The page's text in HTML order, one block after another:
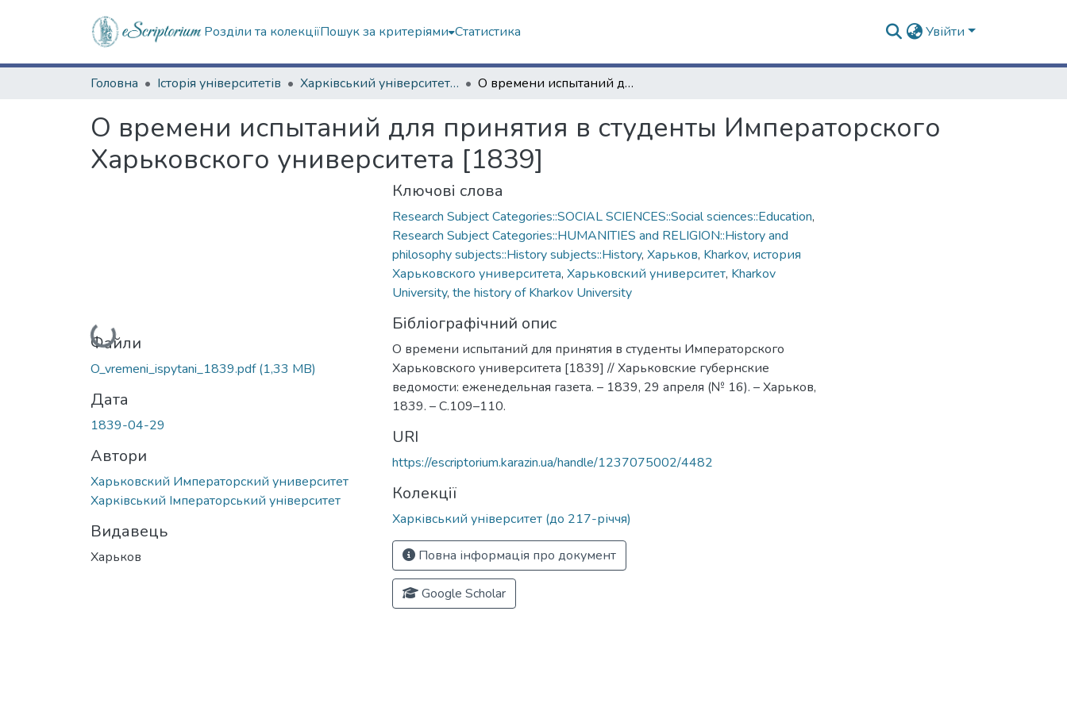
Розділи та колекціїПошук за критеріями Статистика Увійти
Головна Історія університетів Харківський університет (до 217-річчя) О времени испытаний для принятия в студенты Императорского Харьковского университета [1839]
О времени испытаний для принятия в студенты Императорского
Харьковского университета [1839]
Вантажиться...
Файли
O_vremeni_ispytani_1839.pdf(1,33 MB)
Дата
1839-04-29
Автори
Харьковский Императорский университет
Харківський Імператорський університет
Видавець
Харьков
Ключові слова
Research Subject Categories::SOCIAL SCIENCES::Social sciences::Education,
Research Subject Categories::HUMANITIES and RELIGION::History and
philosophy subjects::History subjects::History, Харьков, Kharkov, история
Харьковского университета, Харьковский университет, Kharkov
University, the history of Kharkov University
Бібліографічний опис
О времени испытаний для принятия в студенты Императорского
Харьковского университета [1839] // Харьковские губернские
ведомости: еженедельная газета. – 1839, 29 апреля (№ 16). – Харьков,
1839. – С.109–110.
URI
https://escriptorium.karazin.ua/handle/1237075002/4482
Колекції
Харківський університет (до 217-річчя)
Повна інформація про документ
Google Scholar